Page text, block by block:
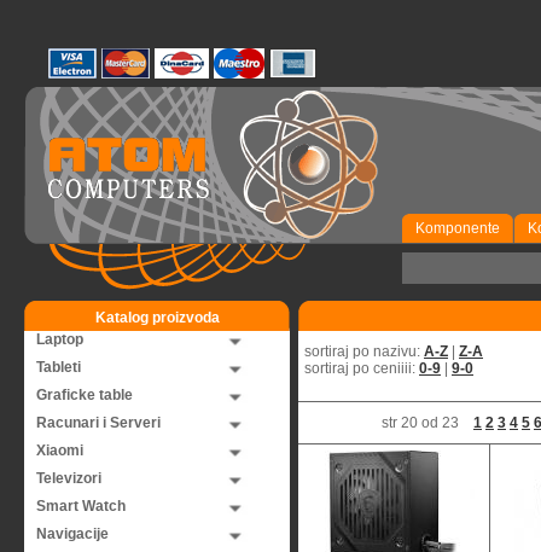
Komponente
Katalog proizvoda
Laptop
Tableti
Graficke table
Racunari i Serveri
Xiaomi
Televizori
Smart Watch
Navigacije
sortiraj po nazivu: A-Z
Z-A
sortiraj po ceniiii: 0-9 9-0
str 20 od 23 1 2 3 4 5 6